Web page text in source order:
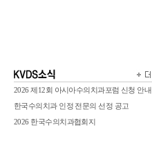
2026 제12회 아시아수의치과포럼 신청 안내
한국수의치과 인정 전문의 선정 공고
2026 한국수의치과협회지